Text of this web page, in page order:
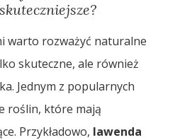
warto rozważyć naturalne
skuteczne, ale również
Jednym z popularnych
roślin, które mają
Przykładowo, lawenda